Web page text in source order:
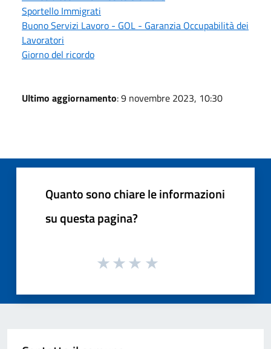
Sportello Immigrati
Buono Servizi Lavoro - GOL - Garanzia Occupabilità dei
Lavoratori
Giorno del ricordo
Ultimo aggiornamento: 9 novembre 2023, 10:30
Quanto sono chiare le informazioni
su questa pagina?